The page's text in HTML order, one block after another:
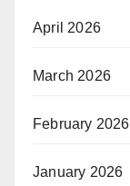
April 2026
March 2026
February 2026
January 2026